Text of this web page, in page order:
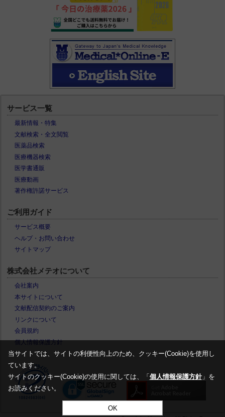
サービス一覧
最新情報・特集
文献検索・全文閲覧
医薬品検索
医療機器検索
医学書通販
医療動画
著作権許諾サービス
ご利用ガイド
サービス概要
ヘルプ・お問い合わせ
サイトマップ
株式会社メテオについて
会社案内
本サイトについて
文献配信契約のご案内
リンクについて
会員規約
個人情報保護方針
当サイトでは、サイトの利便性向上のため、クッキー(Cookie)を使用し
ています。
サイトのクッキー(Cookie)の使用に関しては、「 個人情報保護方針」を
お読みください。
OK